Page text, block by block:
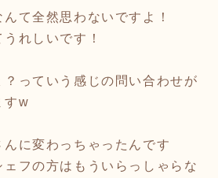
て全然思わないですよ！
れしいです！
っていう感じの問い合わせが
すw
んに変わっちゃったんです
フの方はもういらっしゃらな